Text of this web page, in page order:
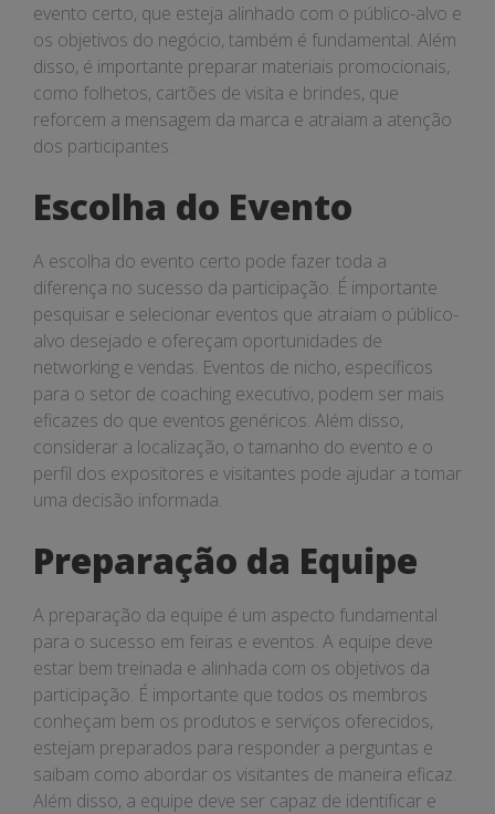
evento certo, que esteja alinhado com o público-alvo e
os objetivos do negócio, também é fundamental. Além
disso, é importante preparar materiais promocionais,
como folhetos, cartões de visita e brindes, que
reforcem a mensagem da marca e atraiam a atenção
dos participantes.
Escolha do Evento
A escolha do evento certo pode fazer toda a
diferença no sucesso da participação. É importante
pesquisar e selecionar eventos que atraiam o público-
alvo desejado e ofereçam oportunidades de
networking e vendas. Eventos de nicho, específicos
para o setor de coaching executivo, podem ser mais
eficazes do que eventos genéricos. Além disso,
considerar a localização, o tamanho do evento e o
perfil dos expositores e visitantes pode ajudar a tomar
uma decisão informada.
Preparação da Equipe
A preparação da equipe é um aspecto fundamental
para o sucesso em feiras e eventos. A equipe deve
estar bem treinada e alinhada com os objetivos da
participação. É importante que todos os membros
conheçam bem os produtos e serviços oferecidos,
estejam preparados para responder a perguntas e
saibam como abordar os visitantes de maneira eficaz.
Além disso, a equipe deve ser capaz de identificar e